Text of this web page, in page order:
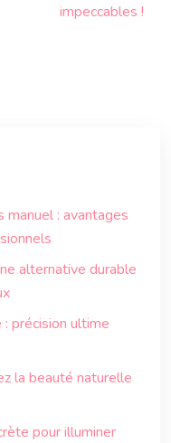
impeccables !
: avantages
alternative durable
précision ultime
la beauté naturelle
pour illuminer